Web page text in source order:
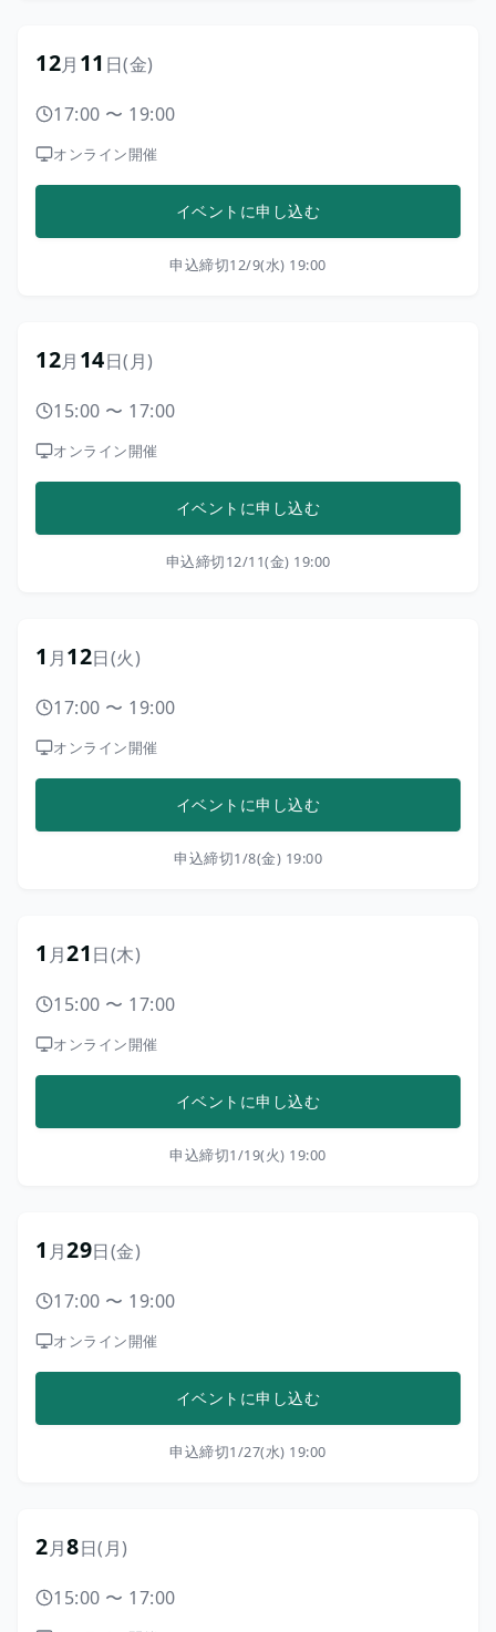
12月 11 日(金)
17:00 〜 19:00
オンライン開催
イベントに申し込む
申込締切12/9(水) 19:00
12月 14日(月)
15:00 〜 17:00
オンライン開催
イベントに申し込む
申込締切12/11(金) 19:00
1 月12日(火)
17:00 〜 19:00
オンライン開催
イベントに申し込む
申込締切1/8(金) 19:00
1 月21日(木)
15:00 〜 17:00
オンライン開催
イベントに申し込む
申込締切1/19(火) 19:00
1 月29日(金)
17:00 〜 19:00
オンライン開催
イベントに申し込む
申込締切1/27(水) 19:00
2月8日(月)
15:00 〜 17:00